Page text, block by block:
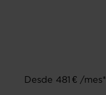
Desde 481 € /mes*